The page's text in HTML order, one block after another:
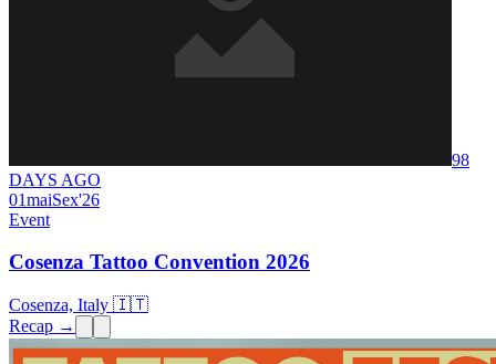
98
DAYS AGO
01maiSex'26
Event
Cosenza Tattoo Convention 2026
Cosenza, Italy 🇮🇹
Recap →